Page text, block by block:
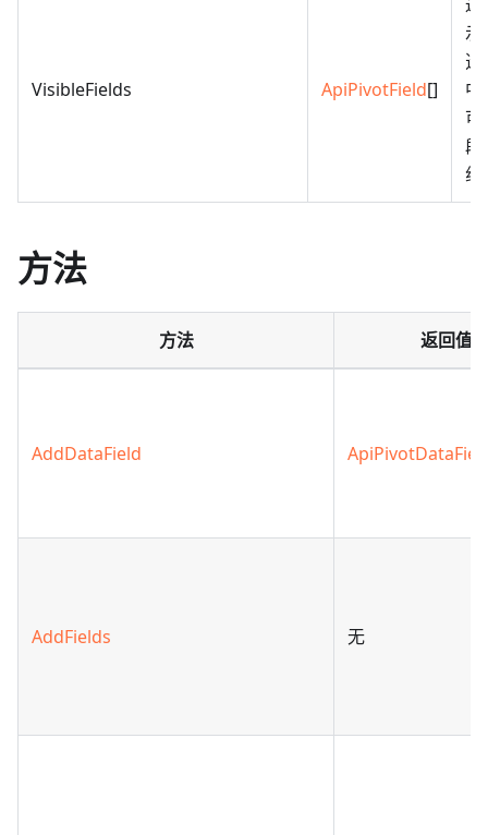
VisibleFields ApiPivotField[]
示
透
中
可
段
组
方法
方法 返回值
AddDataField
AddFields 无